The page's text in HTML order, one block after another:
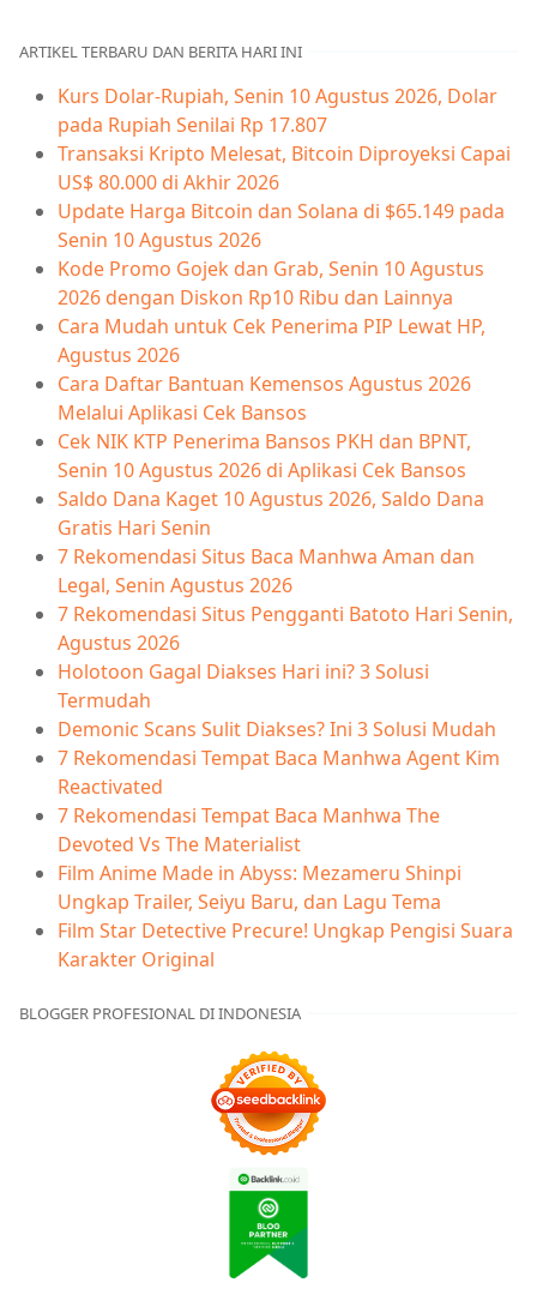
ARTIKEL TERBARU DAN BERITA HARI INI
Kurs Dolar-Rupiah, Senin 10 Agustus 2026, Dolar
pada Rupiah Senilai Rp 17.807
Transaksi Kripto Melesat, Bitcoin Diproyeksi Capai
US$ 80.000 di Akhir 2026
Update Harga Bitcoin dan Solana di $65.149 pada
Senin 10 Agustus 2026
Kode Promo Gojek dan Grab, Senin 10 Agustus
2026 dengan Diskon Rp10 Ribu dan Lainnya
Cara Mudah untuk Cek Penerima PIP Lewat HP,
Agustus 2026
Cara Daftar Bantuan Kemensos Agustus 2026
Melalui Aplikasi Cek Bansos
Cek NIK KTP Penerima Bansos PKH dan BPNT,
Senin 10 Agustus 2026 di Aplikasi Cek Bansos
Saldo Dana Kaget 10 Agustus 2026, Saldo Dana
Gratis Hari Senin
7 Rekomendasi Situs Baca Manhwa Aman dan
Legal, Senin Agustus 2026
7 Rekomendasi Situs Pengganti Batoto Hari Senin,
Agustus 2026
Holotoon Gagal Diakses Hari ini? 3 Solusi
Termudah
Demonic Scans Sulit Diakses? Ini 3 Solusi Mudah
7 Rekomendasi Tempat Baca Manhwa Agent Kim
Reactivated
7 Rekomendasi Tempat Baca Manhwa The
Devoted Vs The Materialist
Film Anime Made in Abyss: Mezameru Shinpi
Ungkap Trailer, Seiyu Baru, dan Lagu Tema
Film Star Detective Precure! Ungkap Pengisi Suara
Karakter Original
BLOGGER PROFESIONAL DI INDONESIA